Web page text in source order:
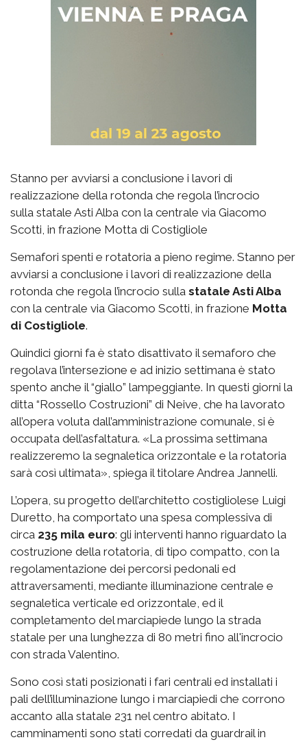
Stanno per avviarsi a conclusione i lavori di
realizzazione della rotonda che regola l’incrocio
sulla statale Asti Alba con la centrale via Giacomo
Scotti, in frazione Motta di Costigliole
Semafori spenti e rotatoria a pieno regime. Stanno per
avviarsi a conclusione i lavori di realizzazione della
rotonda che regola l’incrocio sulla statale Asti Alba
con la centrale via Giacomo Scotti, in frazione Motta
di Costigliole.
Quindici giorni fa è stato disattivato il semaforo che
regolava l’intersezione e ad inizio settimana è stato
spento anche il “giallo” lampeggiante. In questi giorni la
ditta “Rossello Costruzioni” di Neive, che ha lavorato
all’opera voluta dall’amministrazione comunale, si è
occupata dell’asfaltatura. «La prossima settimana
realizzeremo la segnaletica orizzontale e la rotatoria
sarà così ultimata», spiega il titolare Andrea Jannelli.
L’opera, su progetto dell’architetto costigliolese Luigi
Duretto, ha comportato una spesa complessiva di
circa 235 mila euro: gli interventi hanno riguardato la
costruzione della rotatoria, di tipo compatto, con la
regolamentazione dei percorsi pedonali ed
attraversamenti, mediante illuminazione centrale e
segnaletica verticale ed orizzontale, ed il
completamento del marciapiede lungo la strada
statale per una lunghezza di 80 metri fino all'incrocio
con strada Valentino.
Sono così stati posizionati i fari centrali ed installati i
pali dell’illuminazione lungo i marciapiedi che corrono
accanto alla statale 231 nel centro abitato. I
camminamenti sono stati corredati da guardrail in